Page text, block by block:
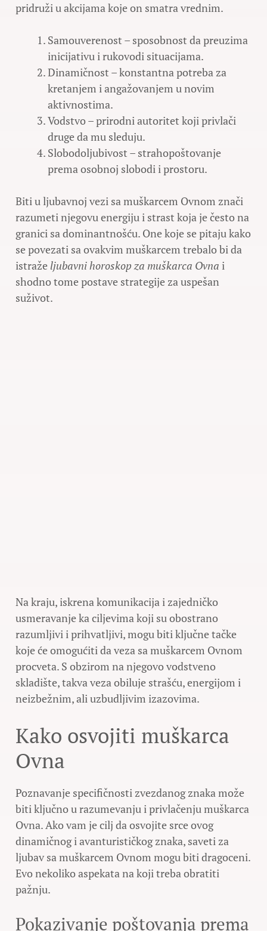
pridruži u akcijama koje on smatra vrednim.
Samouverenost – sposobnost da preuzima
inicijativu i rukovodi situacijama.
Dinamičnost – konstantna potreba za
kretanjem i angažovanjem u novim
aktivnostima.
Vodstvo – prirodni autoritet koji privlači
druge da mu sleduju.
Slobodoljubivost – strahopoštovanje
prema osobnoj slobodi i prostoru.
Biti u ljubavnoj vezi sa muškarcem Ovnom znači
razumeti njegovu energiju i strast koja je često na
granici sa dominantnošću. One koje se pitaju kako
se povezati sa ovakvim muškarcem trebalo bi da
istraže ljubavni horoskop za muškarca Ovna i
shodno tome postave strategije za uspešan
suživot.
Na kraju, iskrena komunikacija i zajedničko
usmeravanje ka ciljevima koji su obostrano
razumljivi i prihvatljivi, mogu biti ključne tačke
koje će omogućiti da veza sa muškarcem Ovnom
procveta. S obzirom na njegovo vodstveno
skladište, takva veza obiluje strašću, energijom i
neizbežnim, ali uzbudljivim izazovima.
Kako osvojiti muškarca
Ovna
Poznavanje specifičnosti zvezdanog znaka može
biti ključno u razumevanju i privlačenju muškarca
Ovna. Ako vam je cilj da osvojite srce ovog
dinamičnog i avanturističkog znaka, saveti za
ljubav sa muškarcem Ovnom mogu biti dragoceni.
Evo nekoliko aspekata na koji treba obratiti
pažnju.
Pokazivanje poštovanja prema